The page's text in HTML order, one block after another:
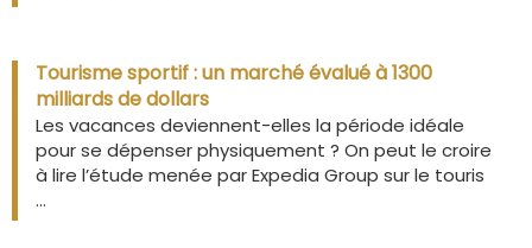
Tourisme sportif : un marché évalué à 1300
milliards de dollars
Les vacances deviennent-elles la période idéale
pour se dépenser physiquement ? On peut le croire
à lire l’étude menée par Expedia Group sur le touris
...